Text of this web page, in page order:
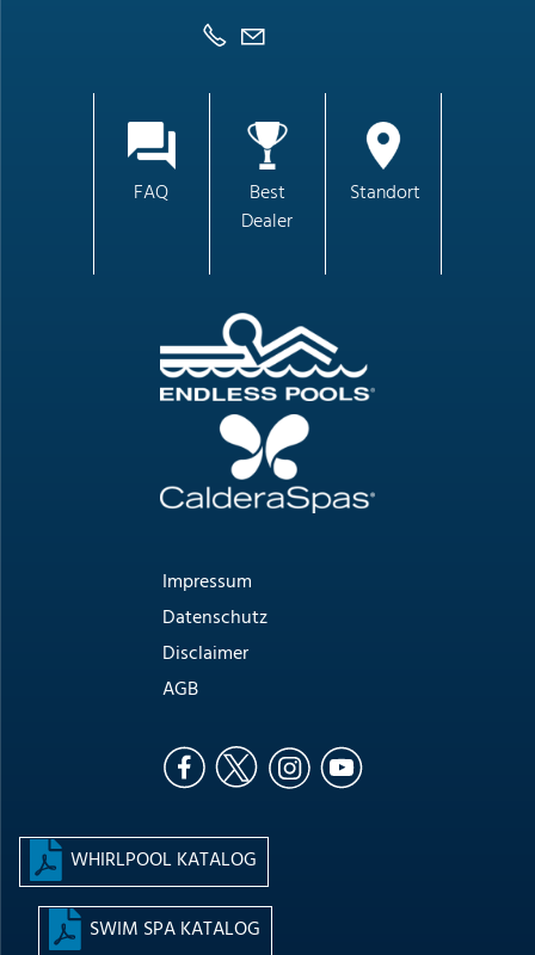
FAQ
Best
Dealer
Standort
Impressum
Datenschutz
Disclaimer
AGB
WHIRLPOOL KATALOG
SWIM SPA KATALOG